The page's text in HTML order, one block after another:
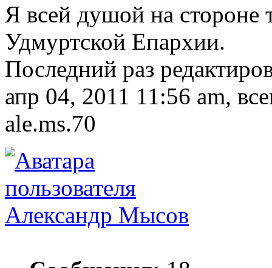
Я всей душой на стороне
Удмуртской Епархии.
Последний раз
апр 04, 2011 11:56 am,
ale.ms.70
Александр Мысов